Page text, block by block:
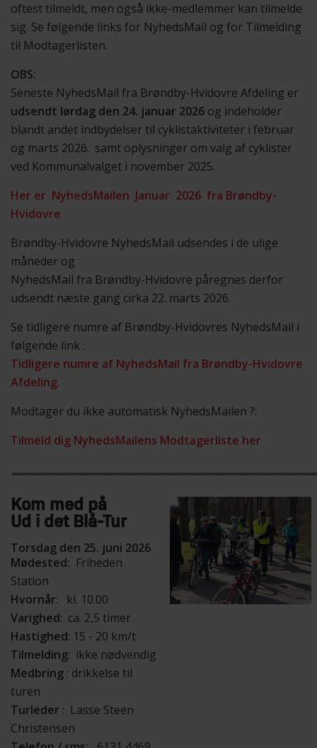
oftest tilmeldt, men også ikke-medlemmer kan tilmelde
sig. Se følgende links for NyhedsMail og for Tilmelding
til Modtagerlisten.
OBS:
Seneste NyhedsMail fra Brøndby-Hvidovre Afdeling er
udsendt lørdag den 24. januar 2026 og indeholder
blandt andet indbydelser til cyklistaktiviteter i februar
og marts 2026. samt oplysninger om valg af cyklister
ved Kommunalvalget i november 2025.
Her er NyhedsMailen Januar 2026 fra Brøndby-
Hvidovre
Brøndby-Hvidovre NyhedsMail udsendes i de ulige
måneder og
NyhedsMail fra Brøndby-Hvidovre påregnes derfor
udsendt næste gang cirka 22. marts 2026.
Se tidligere numre af Brøndby-Hvidovres NyhedsMail i
følgende link :
Tidligere numre af NyhedsMail fra Brøndby-Hvidovre
Afdeling.
Modtager du ikke automatisk NyhedsMailen ?:
Tilmeld dig NyhedsMailens Modtagerliste her
Kom med på
Ud i det Blå-Tur
Torsdag den 25. juni 2026
Mødested: Friheden
Station
Hvornår: kl. 10.00
Varighed: ca. 2,5 timer
Hastighed: 15 - 20 km/t
Tilmelding: ikke nødvendig
Medbring : drikkelse til
turen
Turleder : Lasse Steen
Christensen